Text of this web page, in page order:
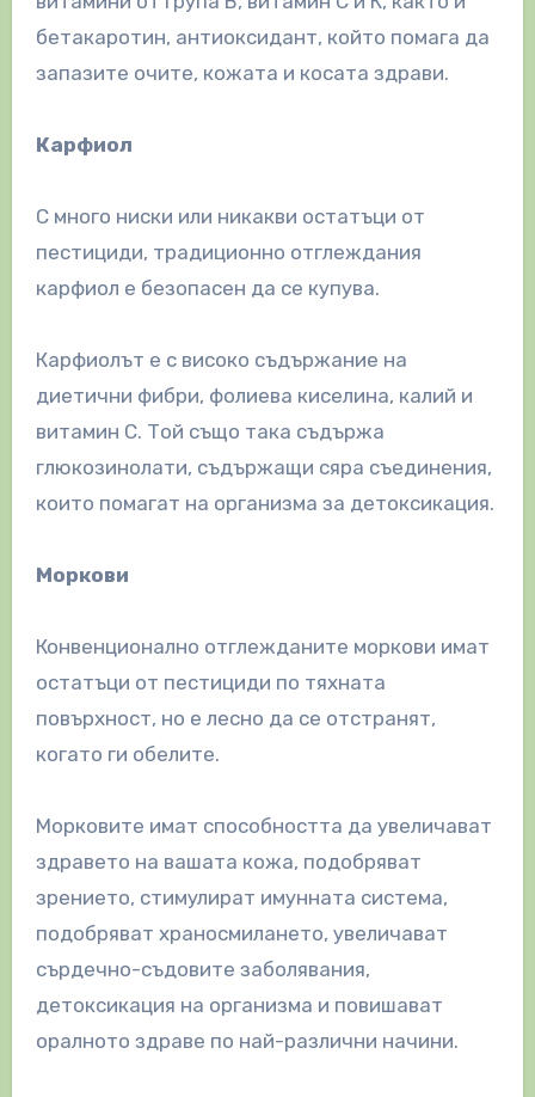
бетакаротин, антиоксидант, който помага да
запазите очите, кожата и косата здрави.
Карфиол
С много ниски или никакви остатъци от
пестициди, традиционно отглеждания
карфиол е безопасен да се купува.
Карфиолът е с високо съдържание на
диетични фибри, фолиева киселина, калий и
витамин С. Той също така съдържа
глюкозинолати, съдържащи сяра съединения,
които помагат на организма за детоксикация.
Моркови
Конвенционално отглежданите моркови имат
остатъци от пестициди по тяхната
повърхност, но е лесно да се отстранят,
когато ги обелите.
Морковите имат способността да увеличават
здравето на вашата кожа, подобряват
зрението, стимулират имунната система,
подобряват храносмилането, увеличават
сърдечно-съдовите заболявания,
детоксикация на организма и повишават
оралното здраве по най-различни начини.